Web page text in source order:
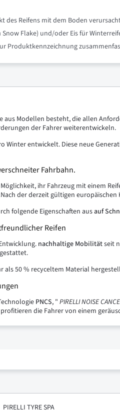
des Reifens mit dem Boden
Snow Flake) und/oder Eis für
Produktkennzeichnung
aus Modellen besteht, die allen
der Fahrer weiterentwickeln.
Winter entwickelt. Diese neue
Fahrbahn.
ihr Fahrzeug mit einem
Nach der derzeit gültigen
folgende Eigenschaften ausauf
Reifen
nachhaltige Mobilitätseit
als 50 % recyceltem Material
PNCS, " PIRELLI NOISE
die Fahrer von einem
PIRELLI TYRE SPA